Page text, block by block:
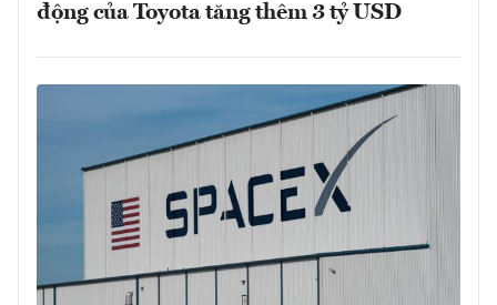
động của Toyota tăng thêm 3 tỷ USD